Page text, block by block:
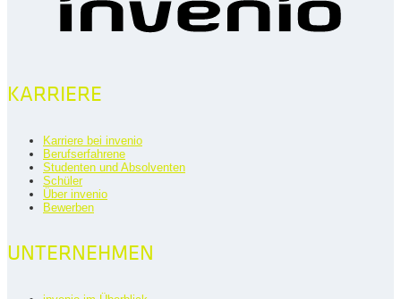
KARRIERE
Karriere bei invenio
Berufserfahrene
Studenten und Absolventen
Schüler
Über invenio
Bewerben
UNTERNEHMEN